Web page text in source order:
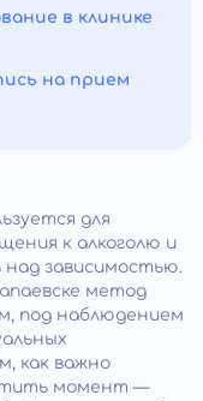
в клинике
на прием
для
к алкоголю и
зависимостью.
метод
под наблюдением
как важно
момент —